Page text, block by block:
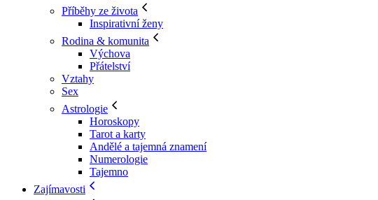
Příběhy ze života
Inspirativní ženy
Rodina & komunita
Výchova
Přátelství
Vztahy
Sex
Astrologie
Horoskopy
Tarot a karty
Andělé a tajemná znamení
Numerologie
Tajemno
Zajímavosti